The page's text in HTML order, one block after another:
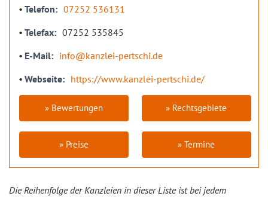
Telefon
07252 536131
Telefax
07252 535845
E-Mail
info@kanzlei-pertschi.de
Webseite
https://www.kanzlei-pertschi.de/
» Bewertungen » Rechtsgebiete
» Preise » Termine
Die Reihenfolge der Kanzleien in dieser Liste ist bei jedem